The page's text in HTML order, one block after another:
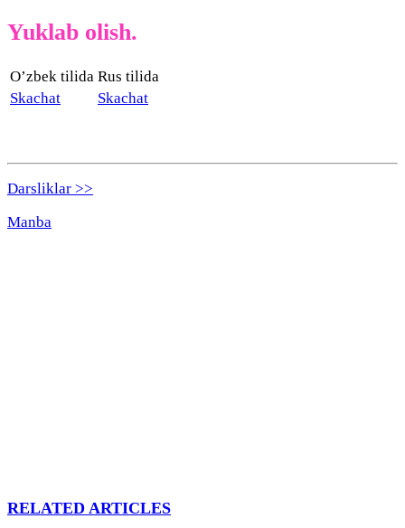
Yuklab olish.
O’zbek tilida Rus tilida
Skachat
Skachat
Darsliklar >>
Manba
RELATED ARTICLES